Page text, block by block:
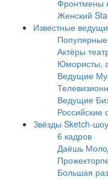
Фронтмены
Женский
Известные
Актёры
Юмористы,
Ведущие
Ведущие
Российские
Звёзды Sketch-шоу
6 кадров
Даёшь
Большая